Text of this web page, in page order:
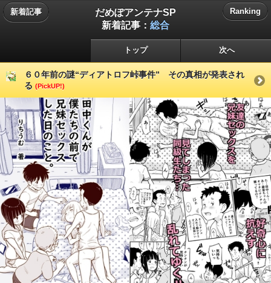
新着記事
だめぽアンテナSP
新着記事： 総合
Ranking
トップ 次へ
６０年前の謎“ディアトロフ峠事件” その真相が発表され
る (PickUP!)